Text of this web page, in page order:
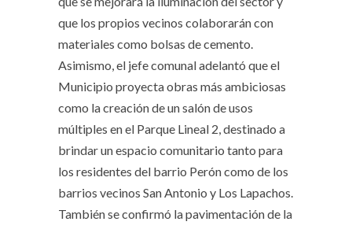
que los propios vecinos colaborarán con
materiales como bolsas de cemento.
Asimismo, el jefe comunal adelantó que el
Municipio proyecta obras más ambiciosas
como la creación de un salón de usos
múltiples en el Parque Lineal 2, destinado a
brindar un espacio comunitario tanto para
los residentes del barrio Perón como de los
barrios vecinos San Antonio y Los Lapachos.
También se confirmó la pavimentación de la